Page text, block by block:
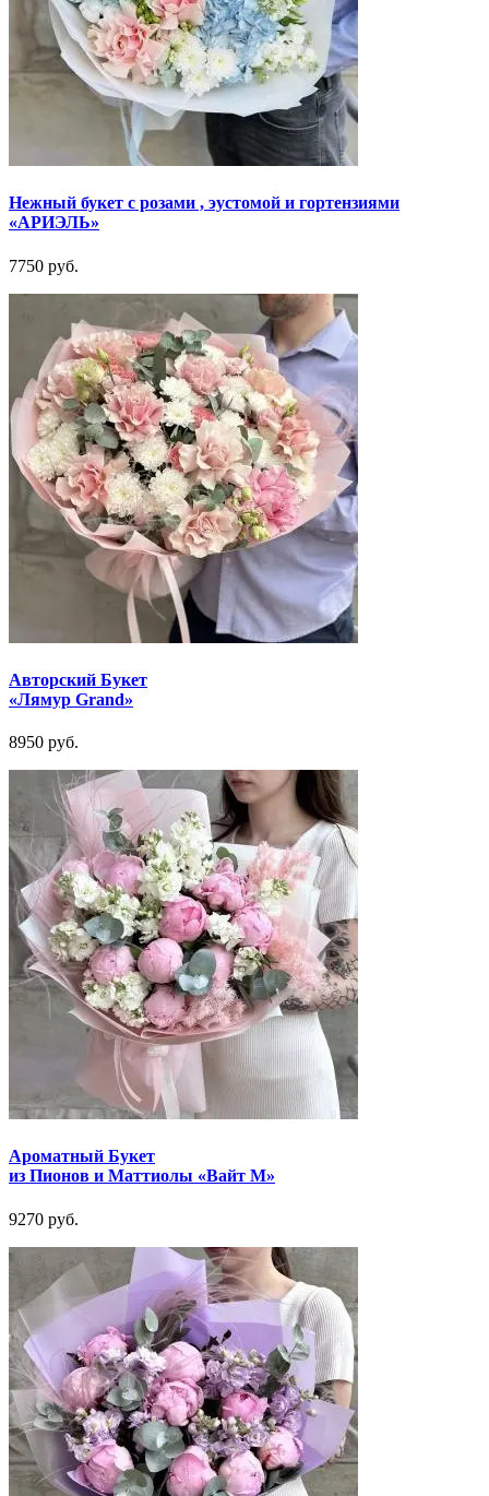
Нежный букет с розами , эустомой и гортензиями
«АРИЭЛЬ»
7750 руб.
Авторский Букет
«Лямур Grand»
8950 руб.
Ароматный Букет
из Пионов и Маттиолы «Вайт М»
9270 руб.